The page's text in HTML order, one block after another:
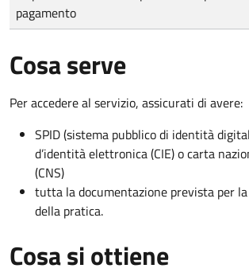
pagamento
Cosa serve
Per accedere al servizio, assicurati di avere:
SPID (sistema pubblico di identità
d’identità elettronica (CIE) o carta
(CNS)
tutta la documentazione prevista per
della pratica.
Cosa si ottiene